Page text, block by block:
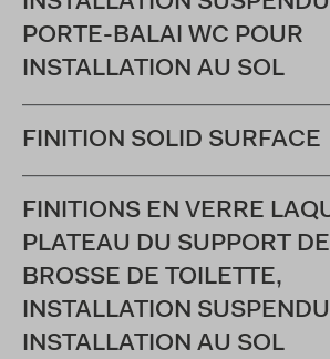
PORTE-BALAI WC POUR
INSTALLATION AU SOL
FINITION SOLID SURFACE
FINITIONS EN VERRE
PLATEAU DU SUPPORT DE
BROSSE DE TOILETTE,
INSTALLATION
INSTALLATION AU SOL